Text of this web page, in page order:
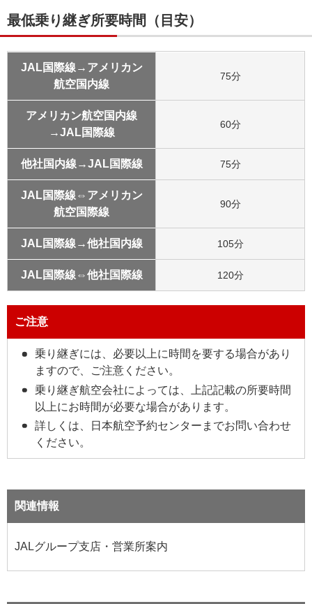
最低乗り継ぎ所要時間（目安）
JAL国際線→アメリカン
航空国内線
75分
アメリカン航空国内線
→JAL国際線
60分
他社国内線→JAL国際線 75分
JAL国際線⇔アメリカン
航空国際線
90分
JAL国際線→他社国内線 105分
JAL国際線⇔他社国際線 120分
ご注意
乗り継ぎには、必要以上に時間を要する場合があり
ますので、ご注意ください。
乗り継ぎ航空会社によっては、上記記載の所要時間
以上にお時間が必要な場合があります。
詳しくは、日本航空予約センターまでお問い合わせ
ください。
関連情報
JALグループ支店・営業所案内